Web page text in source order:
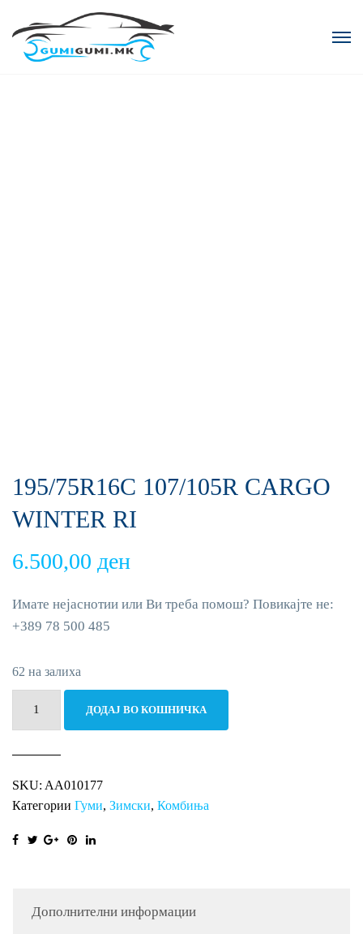
195/75R16C 107/105R CARGO
WINTER RI
6.500,00 ден
Имате нејаснотии или Ви треба помош? Повикајте не:
+389 78 500 485
62 на залиха
RI
количина
ДОДАЈ ВО КОШНИЧКА
SKU: AA010177
Категории Гуми, Зимски, Комбиња
Дополнителни информации